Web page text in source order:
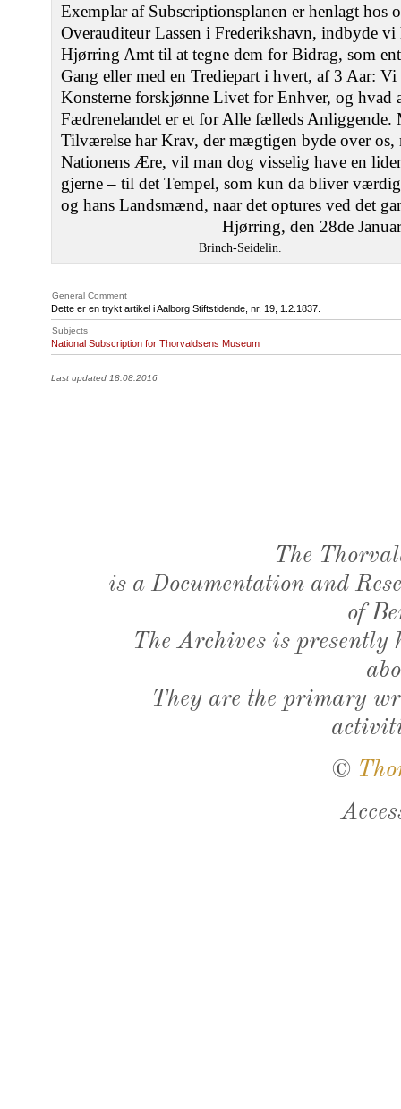
Exemplar af Subscriptionsplanen er henlagt hos
Overauditeur Lassen i Frederikshavn, indbyde
Hjørring Amt til at tegne dem for Bidrag, som
Gang eller med en Trediepart i hvert, af 3 Aar:
Konsterne forskjønne Livet for Enhver, og hvad
Fædrenelandet er et for Alle fælleds Anliggende.
Tilværelse har Krav, der mægtigen byde over os,
Nationens Ære, vil man dog visselig have en
gjerne – til det Tempel, som kun da bliver
og hans Landsmænd, naar det optures ved det
Hjørring, den 28de
Brinch-Seidelin.
General Comment
Dette er en trykt artikel i Aalborg Stiftstidende, nr. 19, 1.2.1837.
Subjects
National Subscription for Thorvaldsens Museum
Last updated 18.08.2016
The
is a Documentation and
of
The Archives is presently
They are the primary
©